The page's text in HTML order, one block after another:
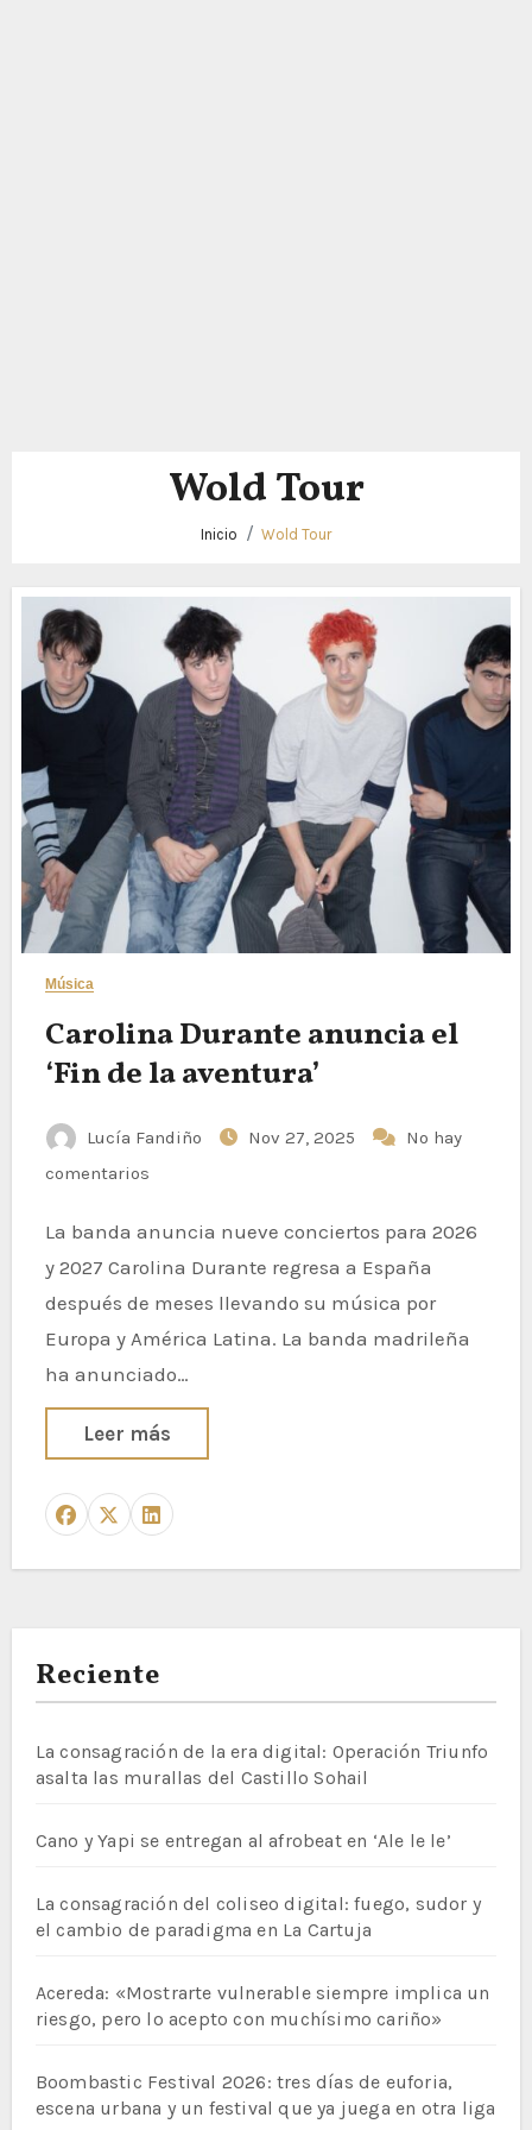
Wold Tour
Inicio Wold Tour
Música
Carolina Durante anuncia el
‘Fin de la aventura’
Lucía Fandiño Nov 27, 2025
No hay
comentarios
La banda anuncia nueve conciertos para 2026
y 2027 Carolina Durante regresa a España
después de meses llevando su música por
Europa y América Latina. La banda madrileña
ha anunciado…
Leer más
Reciente
La consagración de la era digital: Operación Triunfo
asalta las murallas del Castillo Sohail
Cano y Yapi se entregan al afrobeat en ‘Ale le le’
La consagración del coliseo digital: fuego, sudor y
el cambio de paradigma en La Cartuja
Acereda: «Mostrarte vulnerable siempre implica un
riesgo, pero lo acepto con muchísimo cariño»
Boombastic Festival 2026: tres días de euforia,
escena urbana y un festival que ya juega en otra liga